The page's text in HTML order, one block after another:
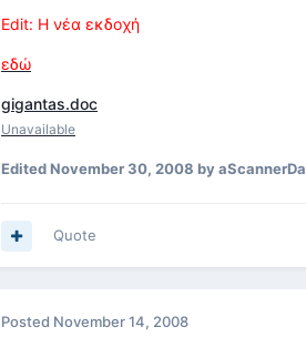
Edit: Η νέα εκδοχή
εδώ
gigantas.doc
Unavailable
EditedNovember 30, 2008 by
Quote
Posted November 14, 2008